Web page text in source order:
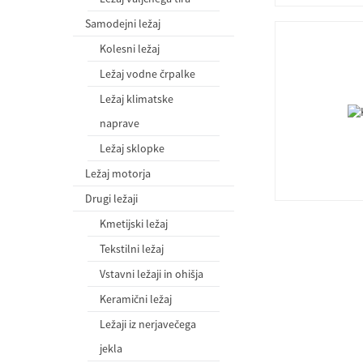
Samodejni ležaj
Kolesni ležaj
Ležaj vodne črpalke
Ležaj klimatske
naprave
Ležaj sklopke
Ležaj motorja
Drugi ležaji
Kmetijski ležaj
Tekstilni ležaj
Vstavni ležaji in ohišja
Keramični ležaj
Ležaji iz nerjavečega
jekla